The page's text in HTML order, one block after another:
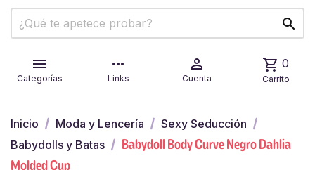


Categorías
more_horiz
Links

Cuenta
shopping_cart 0
Carrito
Inicio Moda y Lencería
Sexy Seducción
Babydolls y Batas
Babydoll Body Curve Negro Dahlia
Molded Cup